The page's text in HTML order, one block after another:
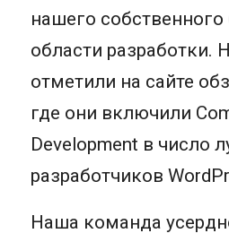
нашего собственного
области разработки.
отметили на сайте
где они включили
Development в число
разработчиков
Наша команда